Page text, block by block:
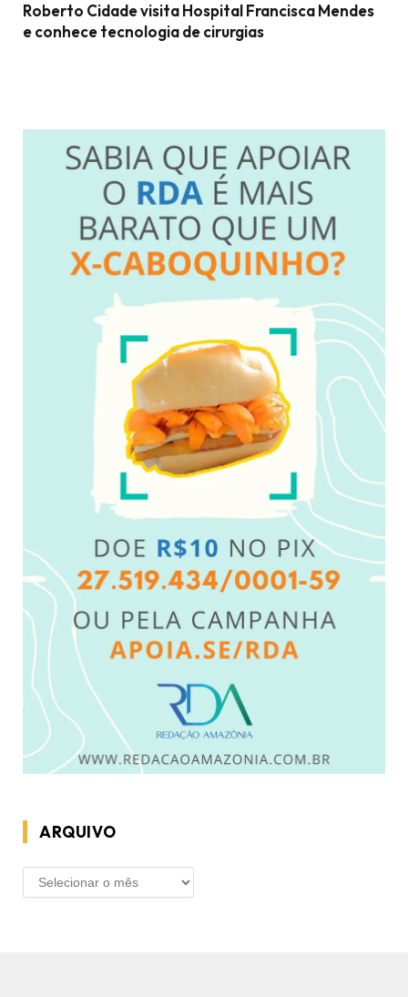
Roberto Cidade visita Hospital Francisca Mendes
e conhece tecnologia de cirurgias
ARQUIVO
ARQUIVO